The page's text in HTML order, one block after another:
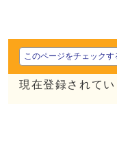
このページをチェックす
現在登録されてい